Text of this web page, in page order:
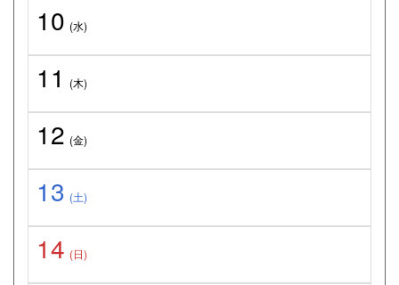
10 (水)
11 (木)
12 (金)
13 (土)
14 (日)